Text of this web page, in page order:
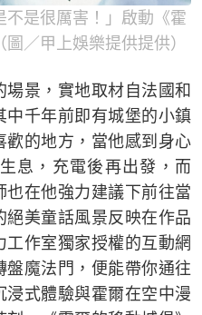
不是很厲害！」啟動《霍
／甲上娛樂提供提供）
景，實地取材自法國和
中千年前即有城堡的小鎮
歡的地方，當他感到身心
息，充電後再出發，而
也在他強力建議下前往當
美童話風景反映在作品
作室獨家授權的互動網
盤魔法門，便能帶你通往
浸式體驗與霍爾在空中漫